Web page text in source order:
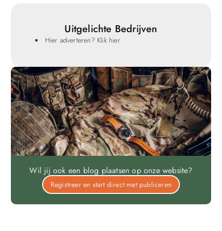
Uitgelichte Bedrijven
Hier adverteren? Klik hier
Wil jij ook een blog plaatsen op onze website?
Registreer en start direct met publiceren